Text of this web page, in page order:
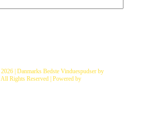
2026 | Danmarks Bedste Vinduespudser by
| All Rights Reserved | Powered by